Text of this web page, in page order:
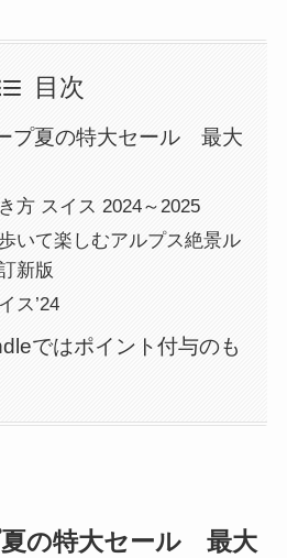
目次
プ夏の特大セール 最大
方 スイス 2024～2025
いて楽しむアルプス絶景ル
新版
ス’24
ではポイント付与のも
の特大セール 最大